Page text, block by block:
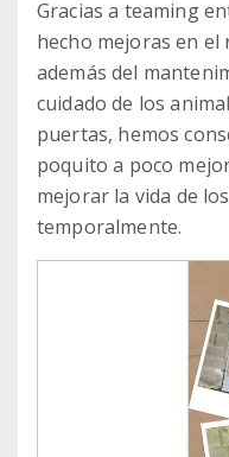
Gracias a teaming
hecho mejoras en
además del
cuidado de los
puertas, hemos
poquito a poco
mejorar la vida de
temporalmente.